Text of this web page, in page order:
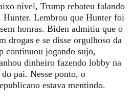
nível, Trump rebateu falando
Hunter. Lembrou que Hunter foi
honras. Biden admitiu que o
drogas e se disse orgulhoso da
continuou jogando sujo,
dinheiro fazendo lobby na
pai. Nesse ponto, o
estava mentindo.